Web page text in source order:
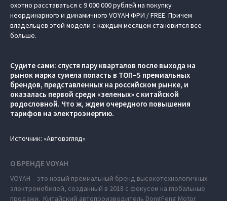
охотно расставаться с 9 000 000 рублей на покупку
неординарного и динамичного VOYAH ФРИ / FREE. Причем
владельцев этой модели с каждым месяцем становится все
больше.
Судите сами: спустя пару кварталов после выхода на
рынок марка сумела попасть в ТОП−5 премиальных
брендов, представленных на российском рынке, и
оказалась первой среди «зеленых» с китайской
родословной. Что ж, ждем очередного повышения
тарифов на электроэнергию.
Источник: «Автовзгляд»
О БРЕНДЕ VOYAH
VOYAH – это новый премиальный бренд высокотехнологичных
электромобилей, созданный в 2018 с фокусом на глобальные
продажи. Китайский автопроизводитель DongFeng Motor